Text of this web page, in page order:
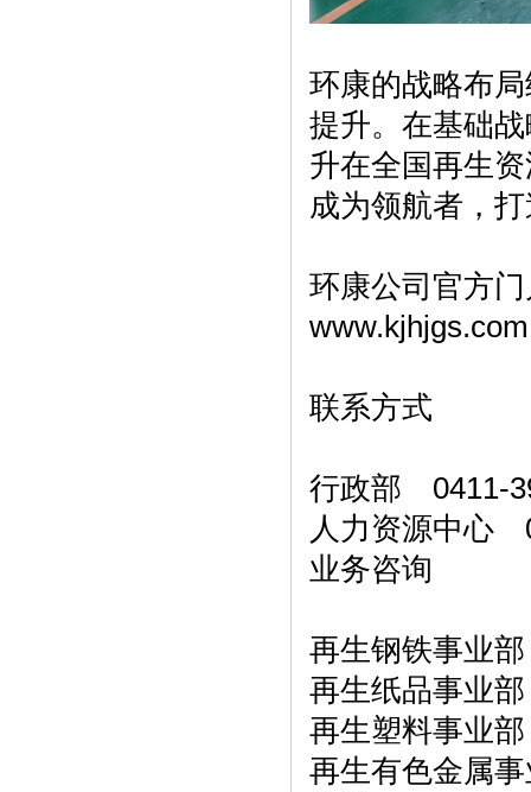
环康的战略布
提升。在基础
升在全国再生
成为领航者，
环康公司官方
www.kjhjgs.com
联系方式
行政部 0411-
人力资源中心
业务咨询
再生钢铁事业
再生纸品事业
再生塑料事业
再生有色金属